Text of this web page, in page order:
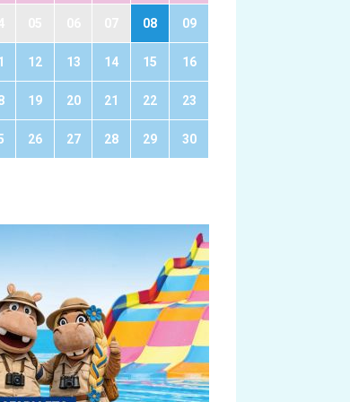
08 09
12 13 14 15 16
19 20 21 22 23
26 27 28 29 30